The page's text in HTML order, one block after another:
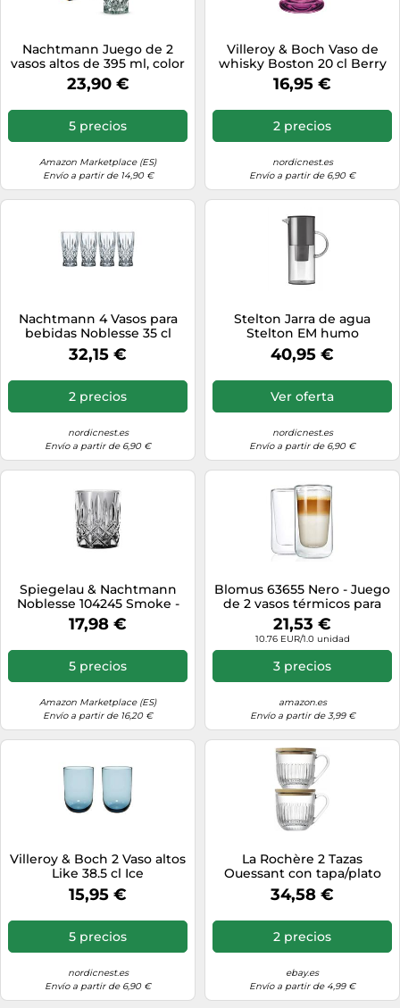
Nachtmann Juego de 2
vasos altos de 395 ml, color
verde menta, Noblesse,
105712, vasos de cóctel de
lavavajillas
23,90 €
5 precios
Amazon Marketplace (ES)
Envío a partir de 14,90 €
Villeroy & Boch Vaso de
whisky Boston 20 cl Berry
16,95 €
2 precios
nordicnest.es
Envío a partir de 6,90 €
Nachtmann 4 Vasos para
bebidas Noblesse 35 cl
transparente
32,15 €
2 precios
nordicnest.es
Envío a partir de 6,90 €
Stelton Jarra de agua
Stelton EM humo
40,95 €
Ver oferta
nordicnest.es
Envío a partir de 6,90 €
Spiegelau & Nachtmann
Noblesse 104245 Smoke -
Vaso para whisky
17,98 €
5 precios
Amazon Marketplace (ES)
Envío a partir de 16,20 €
Blomus 63655 Nero - Juego
de 2 vasos térmicos para
macciato, cristal
transparente, 7,9 x 7,9 x 13,9
cm, 2 unidades
21,53 €
10.76 EUR/1.0 unidad
3 precios
amazon.es
Envío a partir de 3,99 €
Villeroy & Boch 2 Vaso altos
Like 38.5 cl Ice
15,95 €
5 precios
nordicnest.es
Envío a partir de 6,90 €
La Rochère 2 Tazas
Ouessant con tapa/plato
Transparent-bambú
34,58 €
2 precios
ebay.es
Envío a partir de 4,99 €